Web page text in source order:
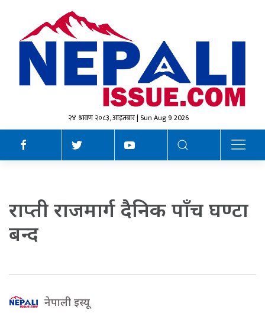
२४ श्रावण २०८३, आइतबार | Sun Aug 9 2026
राप्ती राजमार्ग दैनिक पाँच घण्टा
बन्द
नेपाली इस्यू